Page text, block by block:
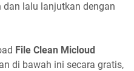
lalu lanjutkan dengan
File Clean Micloud
di bawah ini secara gratis,